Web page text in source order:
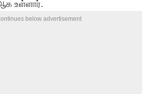
உள்ளார்.
below advertisement